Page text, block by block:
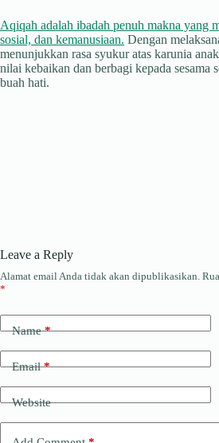
Aqiqah adalah ibadah penuh makna yang
sosial, dan kemanusiaan. Dengan
menunjukkan rasa syukur atas karunia
nilai kebaikan dan berbagi kepada sesama
buah hati.
Leave a Reply
Alamat email Anda tidak akan dipublikasikan.
*
Name*
Email*
Website